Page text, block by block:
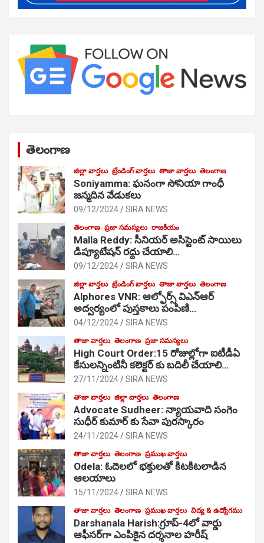
తెలంగాణ
జిల్లా వార్తలు ట్రేండింగ్ వార్తలు తాజా వార్తలు తెలంగాణ
Soniyamma: ఘ‌నంగా సోనియా గాంధీ
జ‌న్మ‌దిన వేడుక‌లు
09/12/2024 SIRA NEWS
తెలంగాణ ప్రజా సమస్యలు రాజకీయం
Malla Reddy: సీనియర్ అసిస్టెంట్ సాయిలు
డిప్యూటేషన్ రద్దు చేయాలి…
09/12/2024 SIRA NEWS
జిల్లా వార్తలు ట్రేండింగ్ వార్తలు తాజా వార్తలు తెలంగాణ
Alphores VNR: ఆల్ఫోర్స్ విఎన్ఆర్
అద్వర్యంలో పుస్తకాలు పంపిణి…
04/12/2024 SIRA NEWS
తాజా వార్తలు తెలంగాణ ప్రజా సమస్యలు
High Court Order:15 రోజుల్లోగా ఐటీడీఏ
కేసులన్నింటినీ కలెక్టర్ కు బదిలీ చేయాలి…
27/11/2024 SIRA NEWS
తాజా వార్తలు జిల్లా వార్తలు తెలంగాణ
Advocate Sudheer: న్యాయవాది సంగెం
సుధీర్ కుమార్ కు సేవా పురస్కారం
24/11/2024 SIRA NEWS
తాజా వార్తలు తెలంగాణ ప్రముఖ వార్తలు
Odela: ఓదెల‌లో భక్తులతో కిటకిటలాడిన
ఆల‌యాలు
15/11/2024 SIRA NEWS
తాజా వార్తలు తెలంగాణ ప్రముఖ వార్తలు విద్య & ఉద్యోగము
Darshanala Harish:గ్రూప్-4లో వార్డు
ఆఫీసర్‌గా ఎంపికైన దర్శనాల హరీష్